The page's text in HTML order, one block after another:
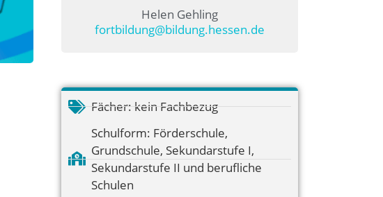
Helen Gehling
fortbildung@bildung.hessen.de
Fächer: kein Fachbezug
Schulform: Förderschule,
Grundschule, Sekundarstufe I,
Sekundarstufe II und berufliche
Schulen